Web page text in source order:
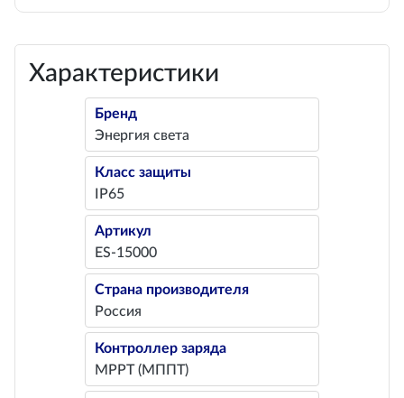
Характеристики
Бренд
Энергия света
Класс защиты
IP65
Артикул
ES-15000
Страна производителя
Россия
Контроллер заряда
MPPT (МППТ)